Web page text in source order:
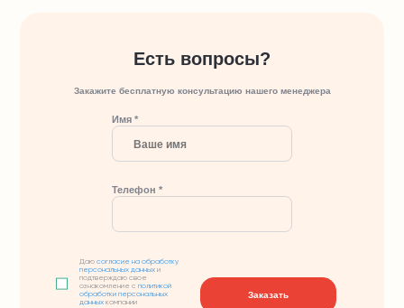
Есть вопросы?
Закажите бесплатную консультацию нашего менеджера
Имя *
Телефон *
Даюсогласие на обработку
персональных данных и
подтверждаю свое
ознакомление сполитикой
обработки персональных
данных компании
Заказать